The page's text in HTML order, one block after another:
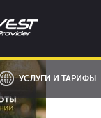
УСЛУГИ И ТАРИФЫ